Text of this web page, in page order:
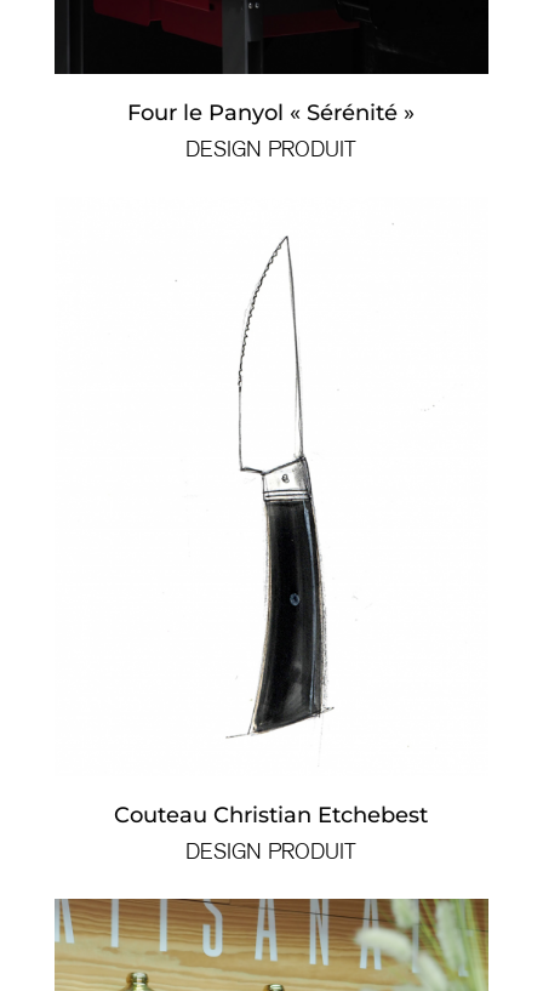
Four le Panyol « Sérénité »
DESIGN PRODUIT
Couteau Christian Etchebest
DESIGN PRODUIT